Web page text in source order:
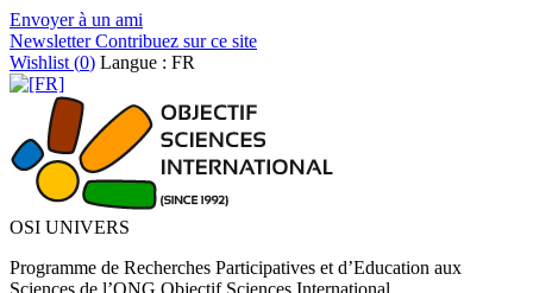
Envoyer à un ami
NewsletterContribuez sur ce site
Wishlist (0) Langue : FR
OSI UNIVERS
Programme de Recherches Participatives et d’Education aux
Sciences de l’ONG Objectif Sciences International